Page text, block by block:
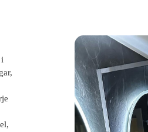
i